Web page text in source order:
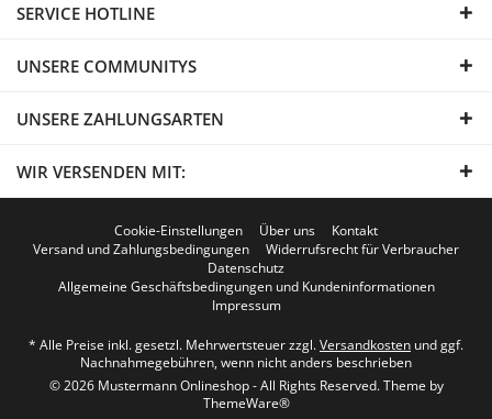
SERVICE HOTLINE
UNSERE COMMUNITYS
UNSERE ZAHLUNGSARTEN
WIR VERSENDEN MIT:
Cookie-Einstellungen Über uns
Kontakt
Versand und Zahlungsbedingungen
Widerrufsrecht für Verbraucher
Datenschutz
Allgemeine Geschäftsbedingungen und Kundeninformationen
Impressum
* Alle Preise inkl. gesetzl. Mehrwertsteuer zzgl.Versandkosten und ggf.
Nachnahmegebühren, wenn nicht anders beschrieben
© 2026 Mustermann Onlineshop - All Rights Reserved. Theme by
ThemeWare®